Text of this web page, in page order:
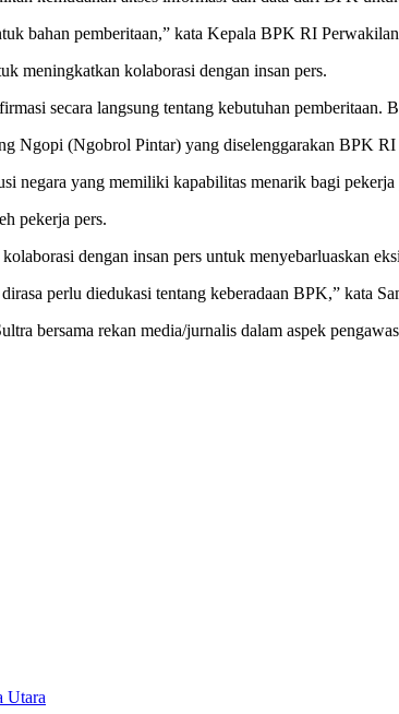
bahan pemberitaan,” kata Kepala BPK RI
meningkatkan kolaborasi dengan insan pers.
secara langsung tentang kebutuhan pemberitaan.
Ngopi (Ngobrol Pintar) yang diselenggarakan BPK
negara yang memiliki kapabilitas menarik bagi pekerja
pekerja pers.
dengan insan pers untuk menyebarluaskan
perlu diedukasi tentang keberadaan BPK,” kata
bersama rekan media/jurnalis dalam aspek
Utara